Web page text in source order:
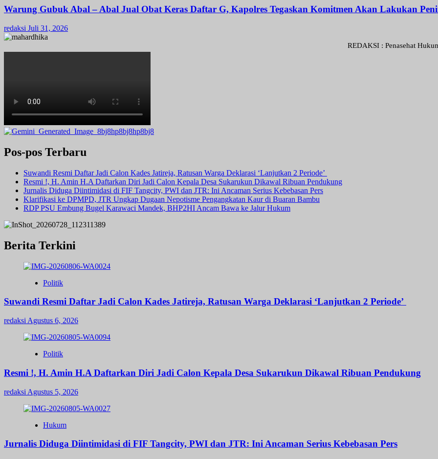
Warung Gubuk Abal – Abal Jual Obat Keras Daftar G, Kapolres Tegaskan Komitmen Akan Lakukan
redaksi Juli 31, 2026
REDAKSI : Penasehat Hukum :
Pos-pos Terbaru
Suwandi Resmi Daftar Jadi Calon Kades Jatireja, Ratusan Warga Deklarasi ‘Lanjutkan 2 Periode’
Resmi !, H. Amin H.A Daftarkan Diri Jadi Calon Kepala Desa Sukarukun Dikawal Ribuan Pendukung
Jurnalis Diduga Diintimidasi di FIF Tangcity, PWI dan JTR: Ini Ancaman Serius Kebebasan Pers
Klarifikasi ke DPMPD, JTR Ungkap Dugaan Nepotisme Pengangkatan Kaur di Buaran Bambu
RDP PSU Embung Bugel Karawaci Mandek, BHP2HI Ancam Bawa ke Jalur Hukum
Berita Terkini
Politik
Suwandi Resmi Daftar Jadi Calon Kades Jatireja, Ratusan Warga Deklarasi ‘Lanjutkan 2 Periode’
redaksi Agustus 6, 2026
Politik
Resmi !, H. Amin H.A Daftarkan Diri Jadi Calon Kepala Desa Sukarukun Dikawal Ribuan Pendukung
redaksi Agustus 5, 2026
Hukum
Jurnalis Diduga Diintimidasi di FIF Tangcity, PWI dan JTR: Ini Ancaman Serius Kebebasan Pers